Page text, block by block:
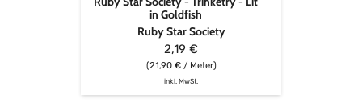
in Goldfish
Ruby Star Society
2,19 €
(21,90 € / Meter)
inkl. MwSt.